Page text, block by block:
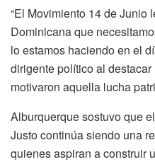
“El Movimiento 14 de Junio
Dominicana que
lo estamos haciendo en el
dirigente político al
motivaron aquella lucha
Alburquerque sostuvo que
Justo continúa siendo una
quienes aspiran a construir